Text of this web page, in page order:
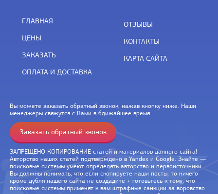
ГЛАВНАЯ
ЦЕНЫ
ЗАКАЗАТЬ
ОПЛАТА И ДОСТАВКА
ОТЗЫВЫ
КОНТАКТЫ
КАРТА САЙТА
Вы можете заказать обратный звонок, нажав кнопку ниже. Наши
менеджеры свяжутся с Вами в ближайшее время.
Заказать обратный звонок
ЗАПРЕЩЕНО КОПИРОВАНИЕ статей и материалов данного сайта!
Авторство наших статей подтверждено в Yandex и Google. Знайте —
поисковые системы умеют определять авторство и первоисточники.
Вы должны понимать, что если скопируете наши посты, то ничего
кроме дубля нашего сайта не создадите + готовьтесь к тому, что
поисковые системы применят к вам штрафные санкции за воровство